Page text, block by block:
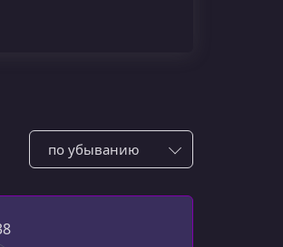
Сотировать по: